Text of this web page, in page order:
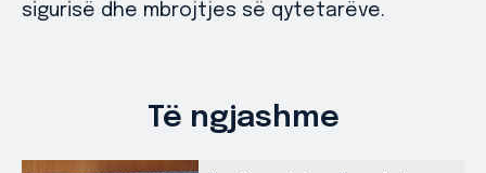
sigurisë dhe mbrojtjes së qytetarëve.
Të ngjashme